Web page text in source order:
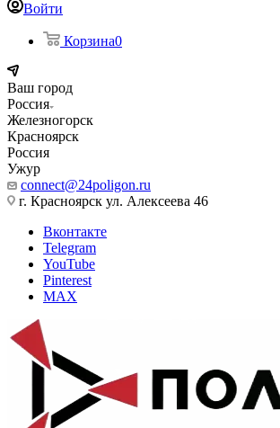
Войти
Корзина0
Ваш город
Россия
Железногорск
Красноярск
Россия
Ужур
connect@24poligon.ru
г. Красноярск ул. Алексеева 46
Вконтакте
Telegram
YouTube
Pinterest
MAX